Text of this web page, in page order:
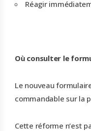
Réagir
Où consulter le
Le nouveau
commandable sur la
Cette réforme n’est